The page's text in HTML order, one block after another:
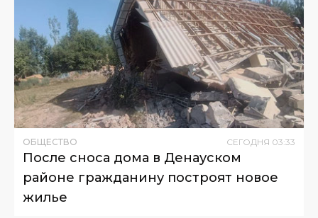
ОБЩЕСТВО СЕГОДНЯ 03:33
После сноса дома в Денауском
районе гражданину построят новое
жилье